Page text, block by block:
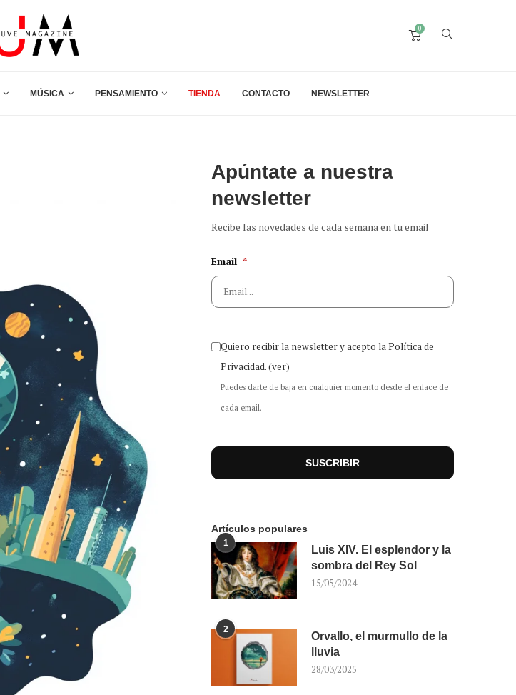
0
MÚSICA PENSAMIENTO TIENDA CONTACTO NEWSLETTER
Apúntate a nuestra
newsletter
Recibe las novedades de cada semana en tu email
Email *
Quiero recibir la newsletter y acepto la Política de
Privacidad.(ver)
Puedes darte de baja en cualquier momento desde el enlace de
cada email.
Artículos populares
1
Luis XIV. El esplendor y la
sombra del Rey Sol
15/05/2024
2
Orvallo, el murmullo de la
lluvia
28/03/2025